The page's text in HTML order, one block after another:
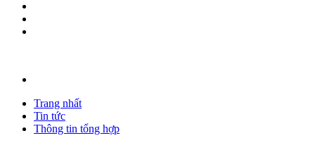
Trang nhất
Tin tức
Thông tin tổng hợp